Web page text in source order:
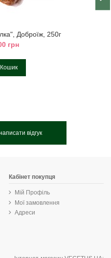
Доброїж, 250г
грн
відгук
Кабінет покупця
Мій Профіль
Мої замовлення
Адреси